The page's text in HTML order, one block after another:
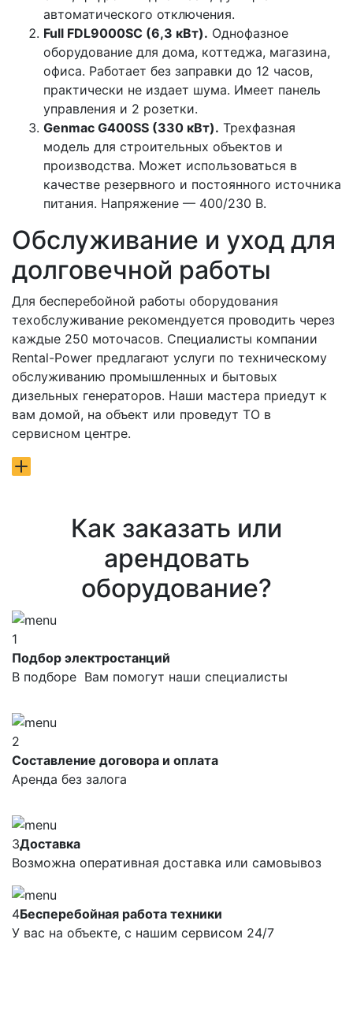
автоматического отключения.
Full FDL9000SC (6,3 кВт). Однофазное
оборудование для дома, коттеджа, магазина,
офиса. Работает без заправки до 12 часов,
практически не издает шума. Имеет панель
управления и 2 розетки.
Genmac G400SS (330 кВт). Трехфазная
модель для строительных объектов и
производства. Может использоваться в
качестве резервного и постоянного источника
питания. Напряжение — 400/230 В.
Обслуживание и уход для
долговечной работы
Для бесперебойной работы оборудования
техобслуживание рекомендуется проводить через
каждые 250 моточасов. Специалисты компании
Rental-Power предлагают услуги по техническому
обслуживанию промышленных и бытовых
дизельных генераторов. Наши мастера приедут к
вам домой, на объект или проведут ТО в
сервисном центре.
Как заказать или
арендовать
оборудование?
1
Подбор электростанций
В подборе Вам помогут наши специалисты
2
Составление договора и оплата
Аренда без залога
3Доставка
Возможна оперативная доставка или самовывоз
4Бесперебойная работа техники
У вас на объекте, с нашим сервисом 24/7